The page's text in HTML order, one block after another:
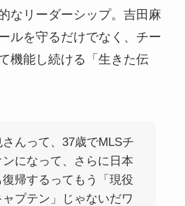
なリーダーシップ。吉田麻
ルを守るだけでなく、チー
機能し続ける「生きた伝
んって、37歳でMLSチ
ンになって、さらに日本
帰するってもう「現役
プテン」じゃないだワ